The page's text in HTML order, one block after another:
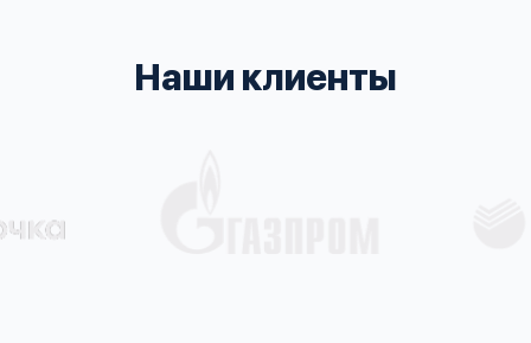
Наши клиенты